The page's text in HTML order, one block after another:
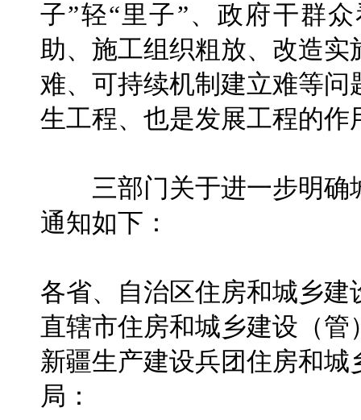
子”轻“里子”、政府干群
助、施工组织粗放、改造
难、可持续机制建立难等
生工程、也是发展工程的作
三部门关于进一步明确
通知如下：
各省、自治区住房和城乡
直辖市住房和城乡建设（
新疆生产建设兵团住房和
局：